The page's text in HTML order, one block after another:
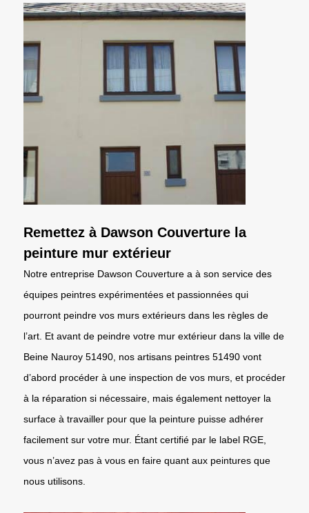
Remettez à Dawson Couverture la
peinture mur extérieur
Notre entreprise Dawson Couverture a à son service des
équipes peintres expérimentées et passionnées qui
pourront peindre vos murs extérieurs dans les règles de
l’art. Et avant de peindre votre mur extérieur dans la ville de
Beine Nauroy 51490, nos artisans peintres 51490 vont
d’abord procéder à une inspection de vos murs, et procéder
à la réparation si nécessaire, mais également nettoyer la
surface à travailler pour que la peinture puisse adhérer
facilement sur votre mur. Étant certifié par le label RGE,
vous n’avez pas à vous en faire quant aux peintures que
nous utilisons.